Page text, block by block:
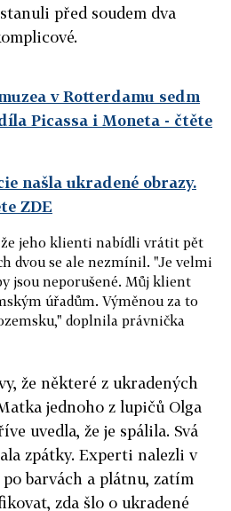
před soudem dva
v Rotterdamu sedm
Picassa i Moneta - čtěte
našla ukradené obrazy.
ZDE
že jeho klienti nabídli vrátit pět
dvou se ale nezmínil. "Je velmi
jsou neporušené. Můj klient
úřadům. Výměnou za to
doplnila právnička
že některé z ukradených
jednoho z lupičů Olga
uvedla, že je spálila. Svá
zpátky. Experti nalezli v
barvách a plátnu, zatím
zda šlo o ukradené